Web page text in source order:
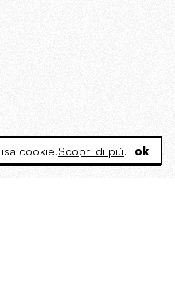
cookie.Scopri di più. ok